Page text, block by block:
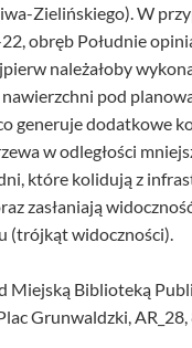
Zielińskiego). W
obręb Południe
należałoby
pod
generuje dodatkowe
w odległości
które kolidują z
zasłaniają
(trójkąt widoczności).
Miejską Biblioteką
Grunwaldzki, AR_28,